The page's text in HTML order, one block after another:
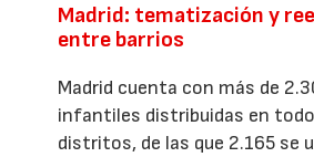
Madrid: tematización y
entre barrios
Madrid cuenta con más de
infantiles distribuidas en
distritos, de las que 2.165 se